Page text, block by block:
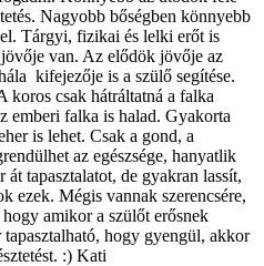
Nagyobb bőségben könnyebb
Tárgyi, fizikai és lelki erőt is
van. Az elődök jövője az
kifejezője is a szülő segítése.
koros csak hátráltatná a falka
emberi falka is halad. Gyakorta
is lehet. Csak a gond, a
az egészsége, hanyatlik
át tapasztalatot, de gyakran lassít,
ezek. Mégis vannak szerencsére,
amikor a szülőt erősnek
hogy gyengül, akkor
:) Kati